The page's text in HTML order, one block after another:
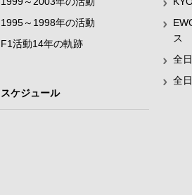
ス
全
全
1995～1998年の活動
F1活動14年の軌跡
スケジュール